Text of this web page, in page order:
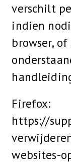
verschilt
indien
browser,
Firefox:
https://
websites-